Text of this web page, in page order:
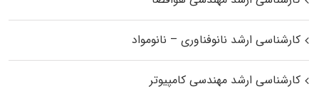
کارشناسی ارشد نانوفناوری – نانومواد
کارشناسی ارشد مهندسی کامپیوتر